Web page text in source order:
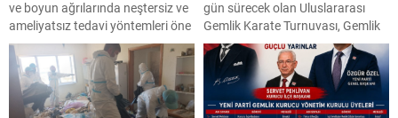
meselesi değil; doğrudan...
ve boyun ağrılarında neştersiz ve
ameliyatsız tedavi yöntemleri öne
çıkıyor. Özel Medicabil Sağlık
Grubu Nilüfer Hastanesi Beyin ve
Sinir Cerrahisi Uzmanı Op. Dr.
Semih Çelik halk arasında yaygın
olarak görülen hafif ve orta
gün sürecek olan Uluslararası
Gemlik Karate Turnuvası, Gemlik
Atatürk Stadı’nda büyük bir
coşkuyla başladı. Açılış
seremonisiyle başlayan dev
organizasyonda, 15 farklı ülkeden
ve Türkiye’nin 29 ilinden gelen